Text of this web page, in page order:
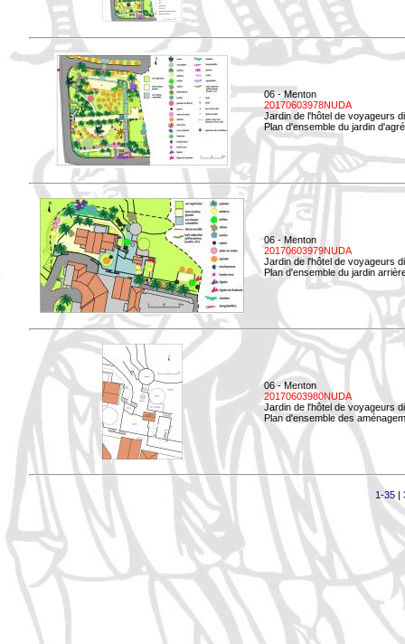
06 - Menton
20170603978NUDA
Jardin de l'hôtel de voyageurs
Plan d'ensemble du jardin
06 - Menton
20170603979NUDA
Jardin de l'hôtel de voyageurs
Plan d'ensemble du jardin
06 - Menton
20170603980NUDA
Jardin de l'hôtel de voyageurs
Plan d'ensemble des
1-35|